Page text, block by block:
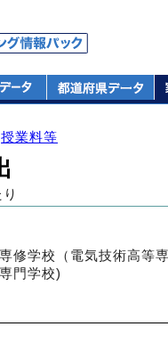
授業料等
修学校（電気技術高等
門学校)